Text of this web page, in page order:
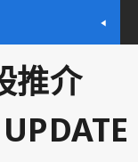
推介